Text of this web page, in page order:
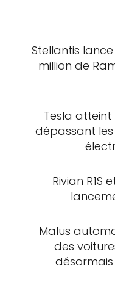
Stellantis
million de
Tesla atteint
dépassant les
Rivian R1S
Malus
des